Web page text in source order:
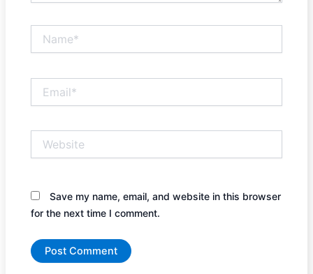
Save my name, email, and website in this browser
for the next time I comment.